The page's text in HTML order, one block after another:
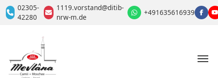
02305-
42280
1119.vorstand@ditib-
nrw-m.de
+491635616939